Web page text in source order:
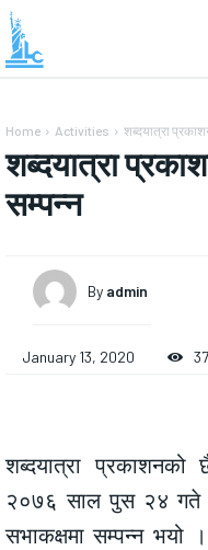
Home Activities शब्दयात्रा
शब्दयात्रा
सम्पन्न
By admin
January 13, 2020
शब्दयात्रा प्रकाशनको
२०७६ साल पुस २४ गते
सभाकक्षमा सम्पन्न भयो